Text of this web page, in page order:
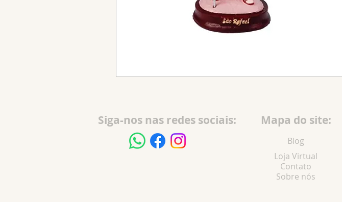
Siga-nos nas redes sociais: Mapa do site:
Blog
Loja Virtual
Contato
Sobre nós